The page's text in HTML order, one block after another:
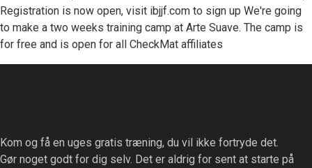
Registration is now open, visit ibjjf.com to sign up We're going
to make a two weeks training camp at Arte Suave. The camp is
for free and is open for all CheckMat affiliates
Kom og få en uges gratis træning, du vil ikke fortryde det.
Gør noget godt for dig selv. Det er aldrig for sent at starte på